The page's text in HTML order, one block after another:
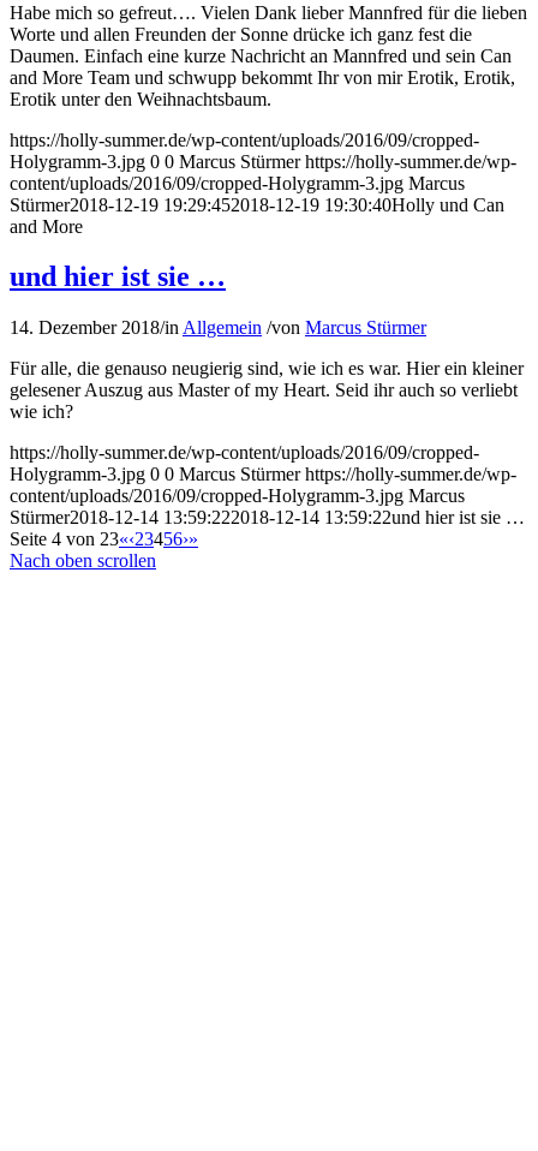
Habe mich so gefreut…. Vielen Dank lieber Mannfred für die lieben
Worte und allen Freunden der Sonne drücke ich ganz fest die
Daumen. Einfach eine kurze Nachricht an Mannfred und sein Can
and More Team und schwupp bekommt Ihr von mir Erotik, Erotik,
Erotik unter den Weihnachtsbaum.
https://holly-summer.de/wp-content/uploads/2016/09/cropped-
Holygramm-3.jpg 0 0 Marcus Stürmer https://holly-summer.de/wp-
content/uploads/2016/09/cropped-Holygramm-3.jpg Marcus
Stürmer2018-12-19 19:29:452018-12-19 19:30:40Holly und Can
and More
und hier ist sie …
14. Dezember 2018/in Allgemein /von Marcus Stürmer
Für alle, die genauso neugierig sind, wie ich es war. Hier ein kleiner
gelesener Auszug aus Master of my Heart. Seid ihr auch so verliebt
wie ich?
https://holly-summer.de/wp-content/uploads/2016/09/cropped-
Holygramm-3.jpg 0 0 Marcus Stürmer https://holly-summer.de/wp-
content/uploads/2016/09/cropped-Holygramm-3.jpg Marcus
Stürmer2018-12-14 13:59:222018-12-14 13:59:22und hier ist sie …
Seite 4 von 23«‹23456›»
Nach oben scrollen